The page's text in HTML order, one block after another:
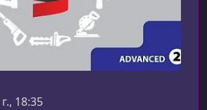
18:35